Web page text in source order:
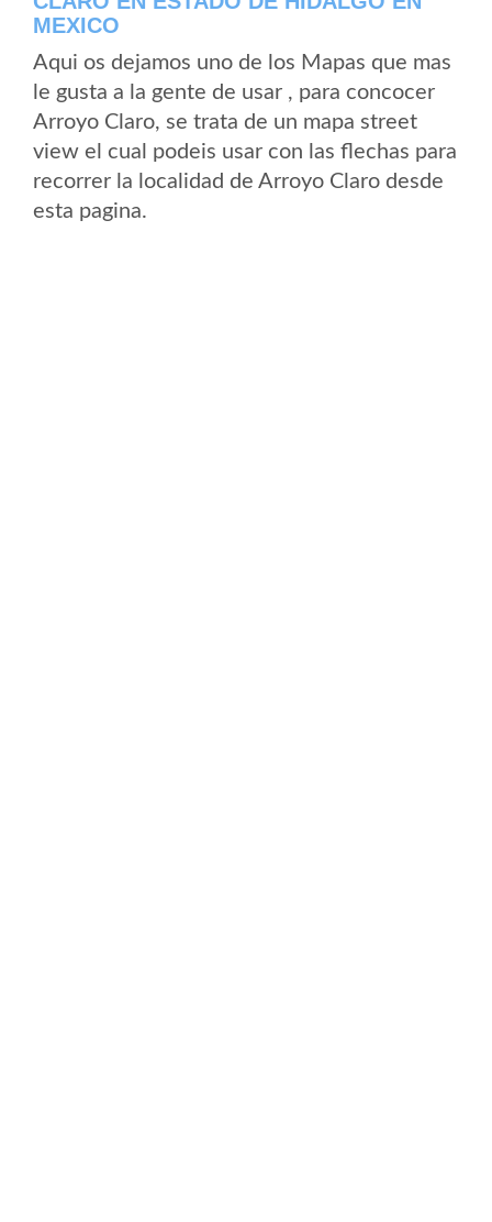
MEXICO
Aqui os dejamos uno de los Mapas que mas
le gusta a la gente de usar , para concocer
Arroyo Claro, se trata de un mapa street
view el cual podeis usar con las flechas para
recorrer la localidad de Arroyo Claro desde
esta pagina.